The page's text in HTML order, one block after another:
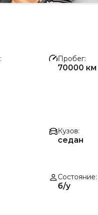
Пробег
70000 км
Кузов
седан
Состояние
б/у